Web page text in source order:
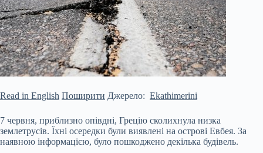
Read in English Поширити Джерело: Ekathimerini
7 червня, приблизно опівдні, Грецію сколихнула низка
землетрусів. Їхні осередки були виявлені на острові Евбея. За
наявною інформацією, було пошкоджено декілька будівель.